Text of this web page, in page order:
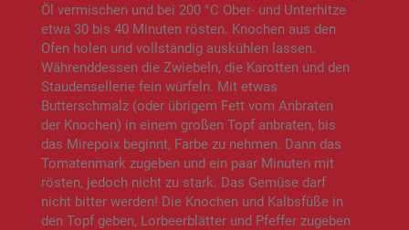
Öl vermischen und bei 200 °C Ober- und Unterhitze
etwa 30 bis 40 Minuten rösten. Knochen aus den
Ofen holen und vollständig auskühlen lassen.
Währenddessen die Zwiebeln, die Karotten und den
Staudensellerie fein würfeln. Mit etwas
Butterschmalz (oder übrigem Fett vom Anbraten
der Knochen) in einem großen Topf anbraten, bis
das Mirepoix beginnt, Farbe zu nehmen. Dann das
Tomatenmark zugeben und ein paar Minuten mit
rösten, jedoch nicht zu stark. Das Gemüse darf
nicht bitter werden! Die Knochen und Kalbsfüße in
den Topf geben, Lorbeerblätter und Pfeffer zugeben